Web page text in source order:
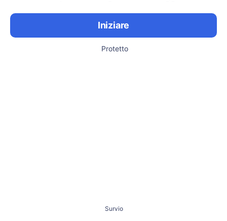
Iniziare
Protetto
Survio